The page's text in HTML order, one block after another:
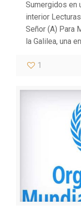
Sumergidos en
interior
Señor (A) Para
la Galilea, una
1